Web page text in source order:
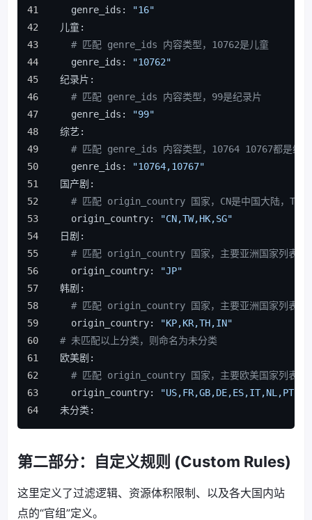
    genre_ids:
"16"
  儿童:
# 匹配 genre_ids 内容类型，10762是儿童
    genre_ids:
"10762"
  纪录片:
# 匹配 genre_ids 内容类型，99是纪录片
    genre_ids:
"99"
  综艺:
# 匹配 genre_ids 内容类型，10764 10767都是综艺
    genre_ids:
"10764,10767"
  国产剧:
# 匹配 origin_country 国家，CN是中国大陆，TW是
    origin_country:
"CN,TW,HK,SG"
  日剧:
# 匹配 origin_country 国家，主要亚洲国家列表
    origin_country:
"JP"
  韩剧:
# 匹配 origin_country 国家，主要亚洲国家列表
    origin_country:
"KP,KR,TH,IN"
# 未匹配以上分类，则命名为未分类
  欧美剧:
# 匹配 origin_country 国家，主要欧美国家列表
    origin_country:
  未分类:
第二部分：自定义规则 (Custom Rules)
这里定义了过滤逻辑、资源体积限制、以及各大国内站
点的“官组”定义。